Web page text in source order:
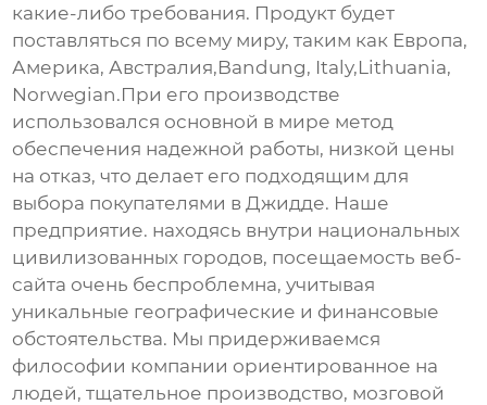
какие-либо требования. Продукт будет
поставляться по всему миру, таким как Европа,
Америка, Австралия,Bandung, Italy,Lithuania,
Norwegian.При его производстве
использовался основной в мире метод
обеспечения надежной работы, низкой цены
на отказ, что делает его подходящим для
выбора покупателями в Джидде. Наше
предприятие. находясь внутри национальных
цивилизованных городов, посещаемость веб-
сайта очень беспроблемна, учитывая
уникальные географические и финансовые
обстоятельства. Мы придерживаемся
философии компании ориентированное на
людей, тщательное производство, мозговой